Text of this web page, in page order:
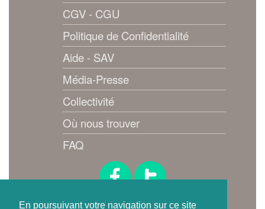
En poursuivant votre navigation sur ce site
CGV - CGU
Politique de Confidentialité
Aide - SAV
Média-Presse
Collectivité
Où nous trouver
FAQ
Suivez-nous !